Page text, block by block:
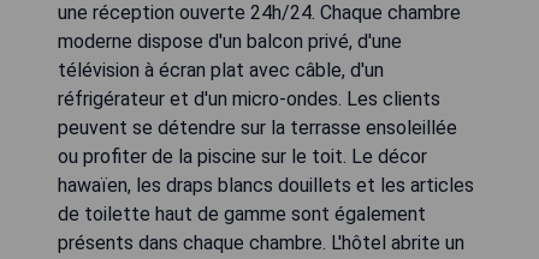
une réception ouverte 24h/24. Chaque chambre
moderne dispose d'un balcon privé, d'une
télévision à écran plat avec câble, d'un
réfrigérateur et d'un micro-ondes. Les clients
peuvent se détendre sur la terrasse ensoleillée
ou profiter de la piscine sur le toit. Le décor
hawaïen, les draps blancs douillets et les articles
de toilette haut de gamme sont également
présents dans chaque chambre. L'hôtel abrite un